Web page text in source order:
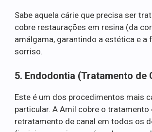
Sabe aquela cárie que precisa ser
cobre restaurações em resina (da
amálgama, garantindo a estética e a
sorriso.
5. Endodontia (Tratamento de
Este é um dos procedimentos mais
particular. A Amil cobre o tratamento
retratamento de canal em todos os